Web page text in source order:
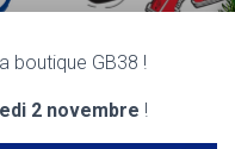
boutique GB38 !
2 novembre !